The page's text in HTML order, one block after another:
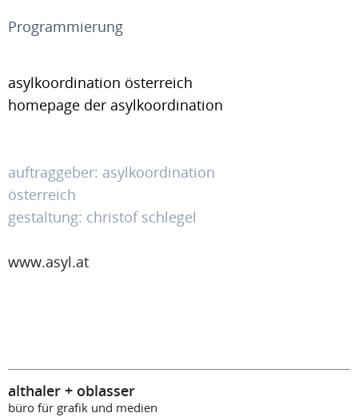
Programmierung
asylkoordination österreich
homepage der asylkoordination
auftraggeber: asylkoordination
österreich
gestaltung: christof schlegel
www.asyl.at
althaler + oblasser
büro für grafik und medien